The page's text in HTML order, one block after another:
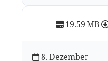
19.59 MB
8. Dezember